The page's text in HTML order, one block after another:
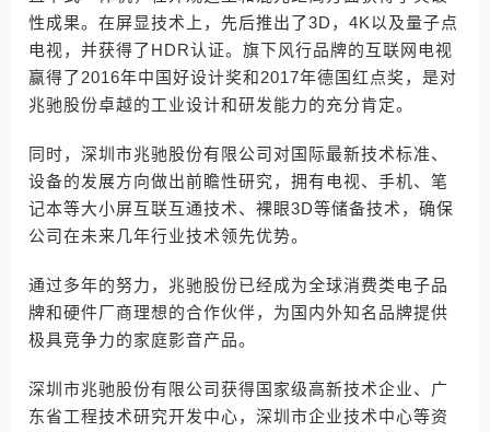
性成果。在屏显技术上，先后推出了3D，4K以及量子点
电视，并获得了HDR认证。旗下风行品牌的互联网电视
赢得了2016年中国好设计奖和2017年德国红点奖，是对
兆驰股份卓越的工业设计和研发能力的充分肯定。
同时，深圳市兆驰股份有限公司对国际最新技术标准、
设备的发展方向做出前瞻性研究，拥有电视、手机、笔
记本等大小屏互联互通技术、裸眼3D等储备技术，确保
公司在未来几年行业技术领先优势。
通过多年的努力，兆驰股份已经成为全球消费类电子品
牌和硬件厂商理想的合作伙伴，为国内外知名品牌提供
极具竞争力的家庭影音产品。
深圳市兆驰股份有限公司获得国家级高新技术企业、广
东省工程技术研究开发中心，深圳市企业技术中心等资